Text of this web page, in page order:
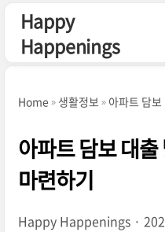
Happy
Happenings
Home 생활정보 아파트 담
아파트 담보 대
마련하기
Happy Happenings